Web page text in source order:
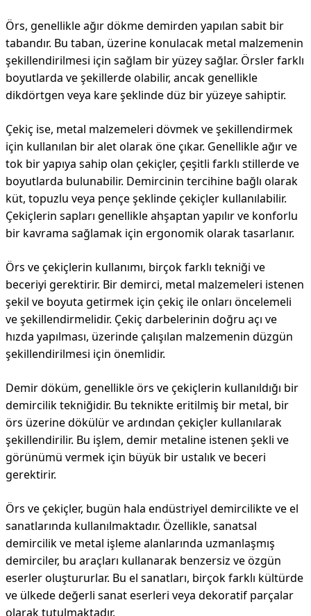
Örs, genellikle ağır dökme demirden yapılan sabit bir
tabandır. Bu taban, üzerine konulacak metal malzemenin
şekillendirilmesi için sağlam bir yüzey sağlar. Örsler farklı
boyutlarda ve şekillerde olabilir, ancak genellikle
dikdörtgen veya kare şeklinde düz bir yüzeye sahiptir.
Çekiç ise, metal malzemeleri dövmek ve şekillendirmek
için kullanılan bir alet olarak öne çıkar. Genellikle ağır ve
tok bir yapıya sahip olan çekiçler, çeşitli farklı stillerde ve
boyutlarda bulunabilir. Demircinin tercihine bağlı olarak
küt, topuzlu veya pençe şeklinde çekiçler kullanılabilir.
Çekiçlerin sapları genellikle ahşaptan yapılır ve konforlu
bir kavrama sağlamak için ergonomik olarak tasarlanır.
Örs ve çekiçlerin kullanımı, birçok farklı tekniği ve
beceriyi gerektirir. Bir demirci, metal malzemeleri istenen
şekil ve boyuta getirmek için çekiç ile onları öncelemeli
ve şekillendirmelidir. Çekiç darbelerinin doğru açı ve
hızda yapılması, üzerinde çalışılan malzemenin düzgün
şekillendirilmesi için önemlidir.
Demir döküm, genellikle örs ve çekiçlerin kullanıldığı bir
demircilik tekniğidir. Bu teknikte eritilmiş bir metal, bir
örs üzerine dökülür ve ardından çekiçler kullanılarak
şekillendirilir. Bu işlem, demir metaline istenen şekli ve
görünümü vermek için büyük bir ustalık ve beceri
gerektirir.
Örs ve çekiçler, bugün hala endüstriyel demircilikte ve el
sanatlarında kullanılmaktadır. Özellikle, sanatsal
demircilik ve metal işleme alanlarında uzmanlaşmış
demirciler, bu araçları kullanarak benzersiz ve özgün
eserler oluştururlar. Bu el sanatları, birçok farklı kültürde
ve ülkede değerli sanat eserleri veya dekoratif parçalar
olarak tutulmaktadır.